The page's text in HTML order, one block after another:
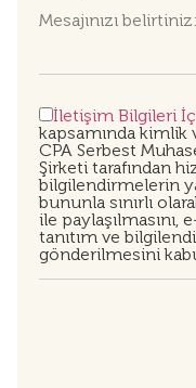
İletişim Bilgileri
kapsamında
CPA Serbest
Şirketi tarafından
bilgilendirmelerin
bununla sınırlı
ile
tanıtım ve
gönderilmesini